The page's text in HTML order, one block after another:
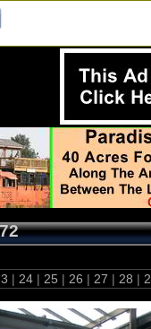
| 24 | 25 | 26 | 27 | 28 |